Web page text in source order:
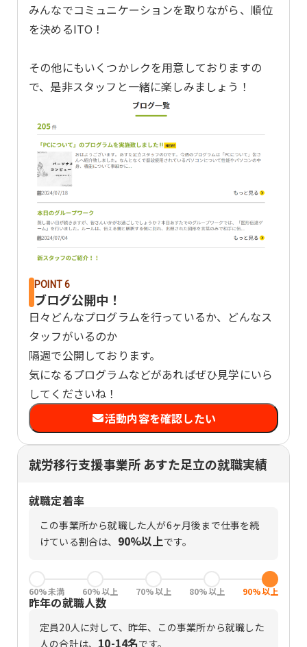
みんなでコミュニケーションを取りながら、順位
を決めるITO！
その他にもいくつかレクを用意しておりますの
で、是非スタッフと一緒に楽しみましょう！
POINT 6
ブログ公開中！
日々どんなプログラムを行っているか、どんなス
タッフがいるのか
隔週で公開しております。
気になるプログラムなどがあればぜひ見学にいら
してくださいね！
活動内容を確認したい
就労移行支援事業所 あすた足立の就職実績
就職定着率
この事業所から就職した人が6ヶ月後まで仕事を続
けている割合は、 90%以上です。
60%未満 60%以上 70%以上 80%以上 90%以上
昨年の就職人数
定員20人に対して、昨年、この事業所から就職した
人の合計は、 10-14名です。